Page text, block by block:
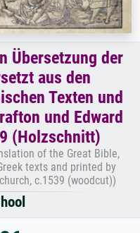
Übersetzung der
aus den
Texten und
und Edward
(Holzschnitt)
of the Great Bible,
texts and printed by
c.1539 (woodcut))